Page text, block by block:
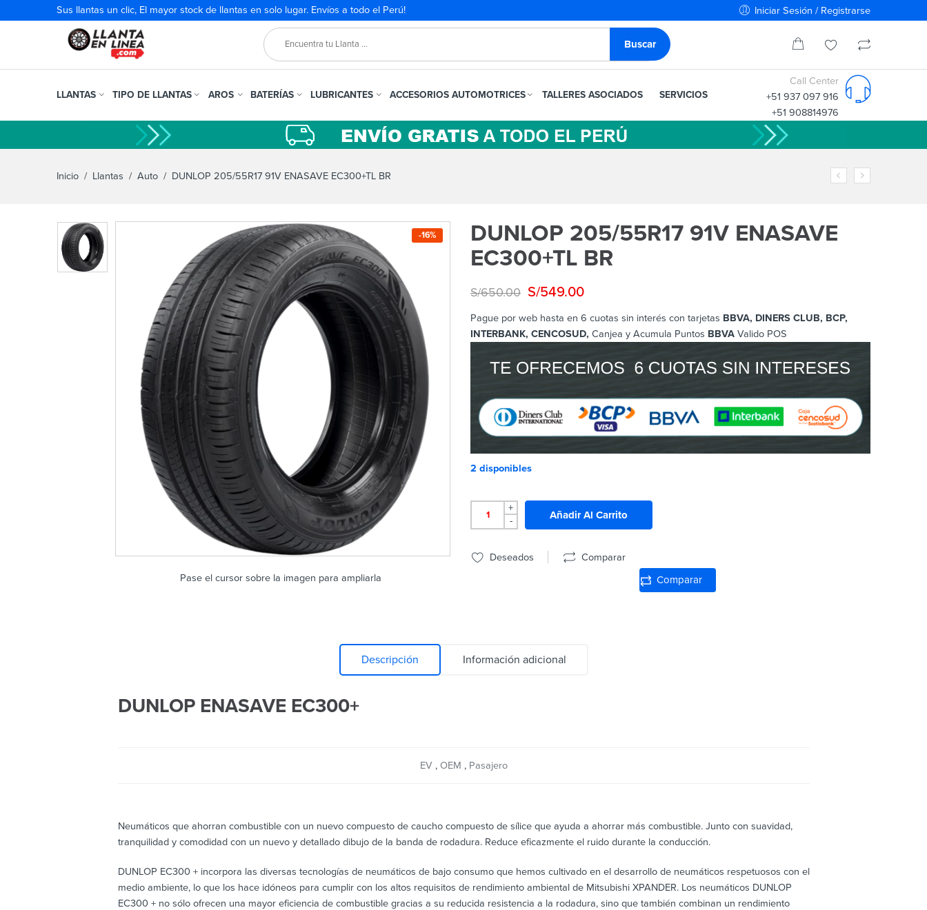
Sus llantas un clic, El mayor stock de llantas en solo lugar. Envíos a todo el Perú! Iniciar Sesión / Registrarse
LLANTAS TIPO DE LLANTAS AROS BATERÍAS LUBRICANTES ACCESORIOS AUTOMOTRICES TALLERES ASOCIADOS SERVICIOS
Call Center
+51 937 097 916
+51 908814976
Inicio / Llantas / Auto / DUNLOP 205/55R17 91V ENASAVE EC300+TL BR
-16%
Pase el cursor sobre la imagen para ampliarla
DUNLOP 205/55R17 91V ENASAVE
EC300+TL BR
S/650.00 S/549.00
Pague por web hasta en 6 cuotas sin interés con tarjetas BBVA, DINERS CLUB, BCP,
INTERBANK, CENCOSUD, Canjea y Acumula Puntos BBVA Valido POS
2 disponibles
+
-
Añadir Al Carrito
Deseados Comparar
Comparar
Descripción Información adicional
DUNLOP ENASAVE EC300+
EV, OEM , Pasajero
Neumáticos que ahorran combustible con un nuevo compuesto de caucho compuesto de sílice que ayuda a ahorrar más combustible. Junto con suavidad,
tranquilidad y comodidad con un nuevo y detallado dibujo de la banda de rodadura. Reduce eficazmente el ruido durante la conducción.
DUNLOP EC300 + incorpora las diversas tecnologías de neumáticos de bajo consumo que hemos cultivado en el desarrollo de neumáticos respetuosos con el
medio ambiente, lo que los hace idóneos para cumplir con los altos requisitos de rendimiento ambiental de Mitsubishi XPANDER. Los neumáticos DUNLOP
EC300 + no sólo ofrecen una mayor eficiencia de combustible gracias a su reducida resistencia a la rodadura, sino que también combinan un rendimiento